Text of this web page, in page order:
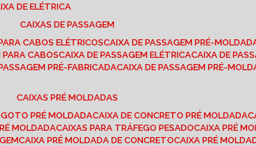
DE ELÉTRICA
CAIXAS DE PASSAGEM
CABOS ELÉTRICOS CAIXA DE PASSAGEM PRÉ-
PARA CABOS CAIXA DE PASSAGEM ELÉTRICA CAIXA DE
PASSAGEM PRÉ-FABRICADA CAIXA DE PASSAGEM PRÉ-
CAIXAS PRÉ MOLDADAS
PRÉ MOLDADA CAIXA DE CONCRETO PRÉ MOLDADA
MOLDADA CAIXAS PARA TRÁFEGO PESADO CAIXA PRÉ
CAIXA PRÉ MOLDADA DE CONCRETO CAIXA PRÉ